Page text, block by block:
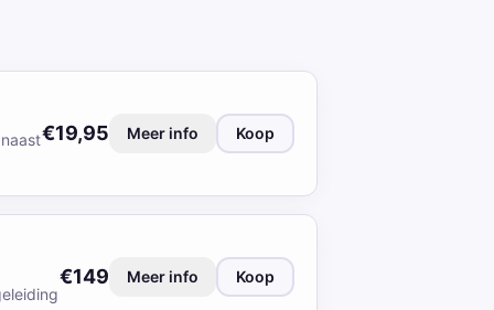
€19,95 Meer info Koop
€149 Meer info Koop